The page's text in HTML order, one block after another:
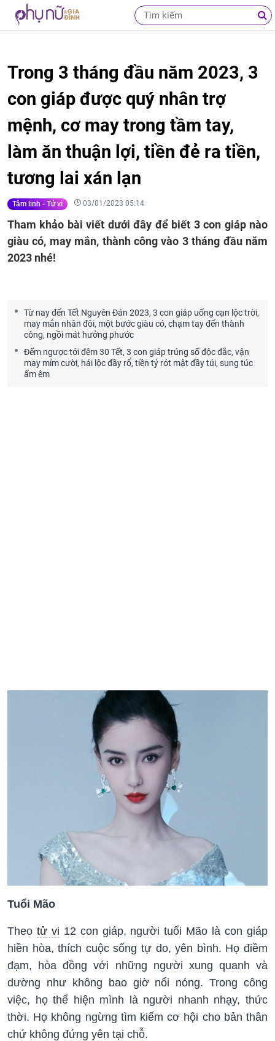
Trong 3 tháng đầu năm 2023, 3
con giáp được quý nhân trợ
mệnh, cơ may trong tầm tay,
làm ăn thuận lợi, tiền đẻ ra tiền,
tương lai xán lạn
Tâm linh - Tử vi 03/01/2023 05:14
Tham khảo bài viết dưới đây để biết 3 con giáp nào
giàu có, may mắn, thành công vào 3 tháng đầu năm
2023 nhé!
Từ nay đến Tết Nguyên Đán 2023, 3 con giáp uống cạn lộc trời,
may mắn nhân đôi, một bước giàu có, chạm tay đến thành
công, ngồi mát hưởng phước
Đếm ngược tới đêm 30 Tết, 3 con giáp trúng số độc đắc, vận
may mỉm cười, hái lộc đầy rổ, tiền tỷ rót mật đầy túi, sung túc
ấm êm
Tuổi Mão
Theo tử vi 12 con giáp, người tuổi Mão là con giáp
hiền hòa, thích cuộc sống tự do, yên bình. Họ điềm
đạm, hòa đồng với những người xung quanh và
dường như không bao giờ nổi nóng. Trong công
việc, họ thể hiện mình là người nhanh nhạy, thức
thời. Họ không ngừng tìm kiếm cơ hội cho bản thân
chứ không đứng yên tại chỗ.